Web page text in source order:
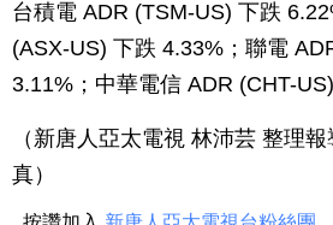
台積電 ADR (TSM-US) 下跌
(ASX-US) 下跌 4.33%；聯電
3.11%；中華電信 ADR (CHT-
（新唐人亞太電視 林沛芸 整理
真）